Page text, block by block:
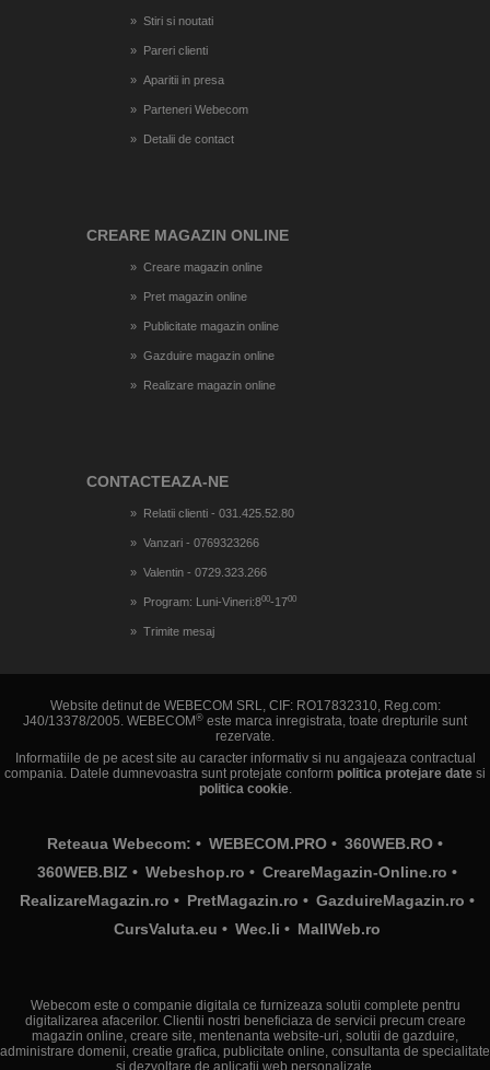
Stiri si noutati
Pareri clienti
Aparitii in presa
Parteneri Webecom
Detalii de contact
CREARE MAGAZIN ONLINE
Creare magazin online
Pret magazin online
Publicitate magazin online
Gazduire magazin online
Realizare magazin online
CONTACTEAZA-NE
Relatii clienti - 031.425.52.80
Vanzari - 0769323266
Valentin - 0729.323.266
Program: Luni-Vineri:800-1700
Trimite mesaj
Website detinut de WEBECOM SRL, CIF: RO17832310, Reg.com:
J40/13378/2005. WEBECOM ® este marca inregistrata, toate drepturile sunt
rezervate.
Informatiile de pe acest site au caracter informativ si nu angajeaza contractual
compania. Datele dumnevoastra sunt protejate conform politica protejare date si
politica cookie.
Reteaua Webecom: • WEBECOM.PRO • 360WEB.RO •
360WEB.BIZ • Webeshop.ro • CreareMagazin-Online.ro •
RealizareMagazin.ro • PretMagazin.ro • GazduireMagazin.ro •
CursValuta.eu • Wec.li • MallWeb.ro
Webecom este o companie digitala ce furnizeaza solutii complete pentru
digitalizarea afacerilor. Clientii nostri beneficiaza de servicii precum creare
magazin online, creare site, mentenanta website-uri, solutii de gazduire,
administrare domenii, creatie grafica, publicitate online, consultanta de specialitate
si dezvoltare de aplicatii web personalizate.